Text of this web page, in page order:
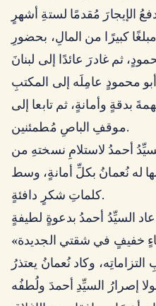
كبيرًا من المالِ، بحضورِ
محمودٍ عامِلَه إلى المكتبِ
بدقةٍ وأمانةٍ، ثم تابعا إلى
موقفِ الباصِ مُطمئنين.
أحمدُ لاستلامِ نسختهِ من
له نُعمانُ بكلِّ أمانةٍ، وسط
كلماتِ شكرٍ دافئةٍ.
وكاد نُعمانُ يعتذرُ